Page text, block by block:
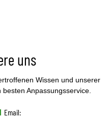
uns
Wissen und unserer
Anpassungsservice.
Email: